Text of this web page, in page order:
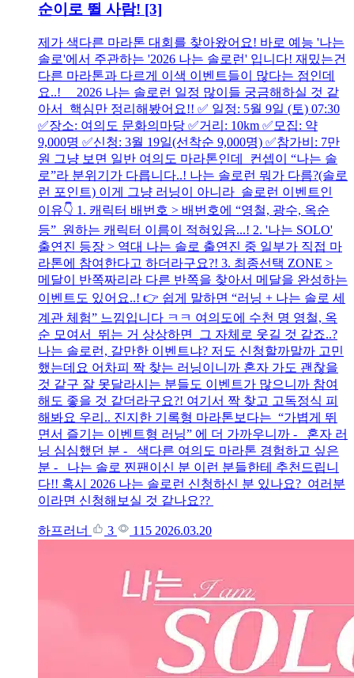
순이로 뛸 사람! [3]
제가 색다른 마라톤 대회를 찾아왔어요! 바로 예능 '나는
솔로'에서 주관하는 '2026 나는 솔로런' 입니다! 재밌는건
다른 마라톤과 다르게 이색 이벤트들이 많다는 점인데
요..! 2026 나는 솔로런 일정 많이들 궁금해하실 것 같
아서 핵심만 정리해봤어요!! ✅ 일정: 5월 9일 (토) 07:30
✅장소: 여의도 문화의마당 ✅거리: 10km ✅모집: 약
9,000명 ✅신청: 3월 19일(선착순 9,000명) ✅참가비: 7만
원 그냥 보면 일반 여의도 마라톤인데 컨셉이 “나는 솔
로”라 분위기가 다릅니다..! 나는 솔로런 뭐가 다름?(솔로
런 포인트) 이게 그냥 러닝이 아니라 솔로런 이벤트인
이유👇 1. 캐릭터 배번호 > 배번호에 “영철, 광수, 옥순
등” 원하는 캐릭터 이름이 적혀있음...! 2. '나는 SOLO'
출연진 등장 > 역대 나는 솔로 출연진 중 일부가 직접 마
라톤에 참여한다고 하더라구요?! 3. 최종선택 ZONE >
메달이 반쪽짜리라 다른 반쪽을 찾아서 메달을 완성하는
이벤트도 있어요..! 👉 쉽게 말하면 “러닝 + 나는 솔로 세
계관 체험” 느낌입니다 ㅋㅋ 여의도에 수천 명 영철, 옥
순 모여서 뛰는 거 상상하면 그 자체로 웃길 것 같죠..?
나는 솔로런, 갈만한 이벤트냐? 저도 신청할까말까 고민
했는데요 어차피 짝 찾는 러닝이니까 혼자 가도 괜찮을
것 같구 잘 못달라시는 분들도 이벤트가 많으니까 참여
해도 좋을 것 같더라구요?! 여기서 짝 찾고 고독정식 피
해봐요 우리.. 진지한 기록형 마라톤보다는 “가볍게 뛰
면서 즐기는 이벤트형 러닝” 에 더 가까우니까 - 혼자 러
닝 심심했던 분 - 색다른 여의도 마라톤 경험하고 싶은
분 - 나는 솔로 찐팬이신 분 이런 분들한테 추천드립니
다!! 혹시 2026 나는 솔로런 신청하신 분 있나요? 여러분
이라면 신청해보실 것 같나요??
하프러너 3 115 2026.03.20